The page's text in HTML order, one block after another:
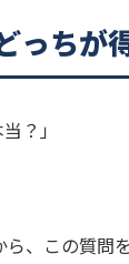
っちが
？」
、この質問